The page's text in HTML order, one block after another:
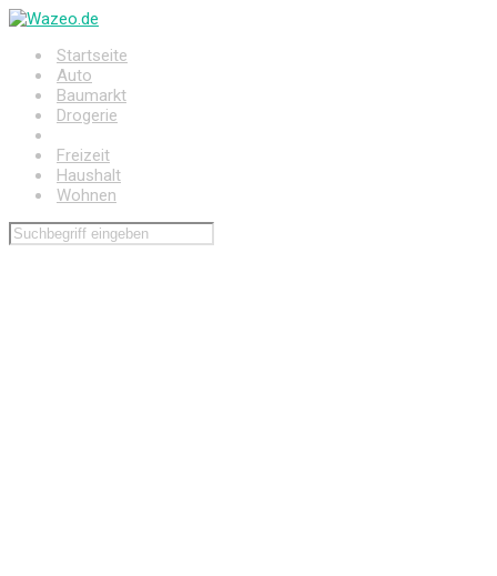
Zum
springenStartseite
Auto
Baumarkt
Drogerie
Freizeit
Haushalt
Wohnen